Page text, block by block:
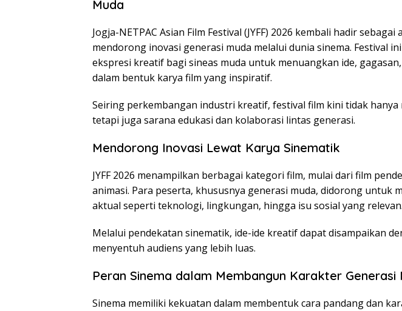
Muda
Jogja-NETPAC Asian Film Festival (JYFF) 2026 kembali hadir
mendorong inovasi generasi muda melalui dunia sinema. Festival
ekspresi kreatif bagi sineas muda untuk menuangkan ide,
dalam bentuk karya film yang inspiratif.
Seiring perkembangan industri kreatif, festival film kini tidak hanya
tetapi juga sarana edukasi dan kolaborasi lintas generasi.
Mendorong Inovasi Lewat Karya Sinematik
JYFF 2026 menampilkan berbagai kategori film, mulai dari film
animasi. Para peserta, khususnya generasi muda, didorong untuk
aktual seperti teknologi, lingkungan, hingga isu sosial yang relevan.
Melalui pendekatan sinematik, ide-ide kreatif dapat disampaikan
menyentuh audiens yang lebih luas.
Peran Sinema dalam Membangun Karakter Generasi
Sinema memiliki kekuatan dalam membentuk cara pandang dan